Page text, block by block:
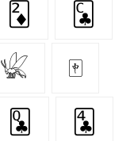
🃂 🃜
𓆤 🀄
🃝 🃔